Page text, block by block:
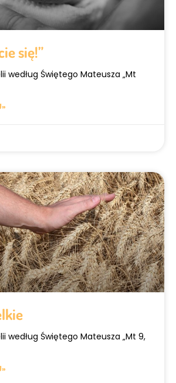
się!”
według Świętego Mateusza „Mt
według Świętego Mateusza „Mt 9,